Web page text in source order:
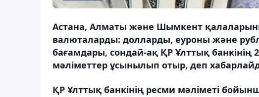
Астана, Алматы және Шымкент
валюталарды: долларды, еуроны және
бағамдары, сондай-ақ ҚР Ұлттық банкінің
мәліметтер ұсынылып отыр, деп
ҚР Ұлттық банкінің ресми мәліметі